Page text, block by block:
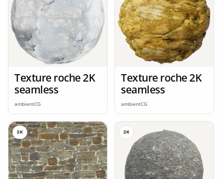
Texture roche 2K
seamless
ambientCG
Texture roche 2K
seamless
ambientCG
2K 2K